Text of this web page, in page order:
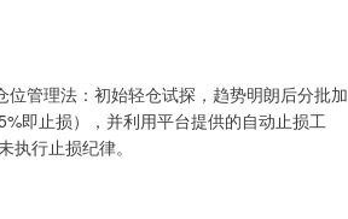
管理法：初始轻仓试探，趋势明朗后分批加
即止损），并利用平台提供的自动止损工
行止损纪律。